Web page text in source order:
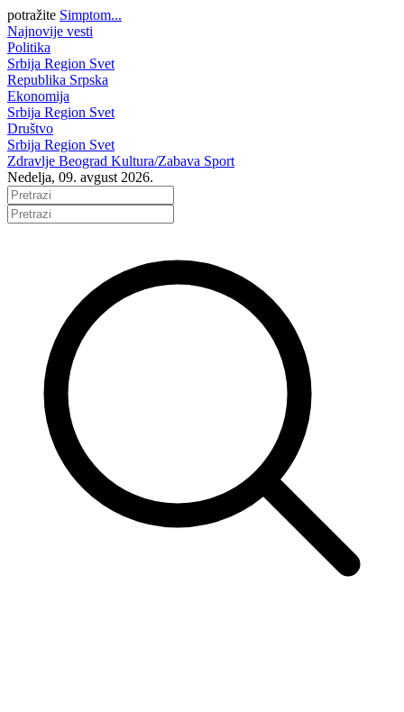
potražite Simptom...
Najnovije vesti
Politika
Srbija Region Svet
Republika Srpska
Ekonomija
Srbija Region Svet
Društvo
Srbija Region Svet
Zdravlje Beograd Kultura/Zabava Sport
Nedelja, 09. avgust 2026.